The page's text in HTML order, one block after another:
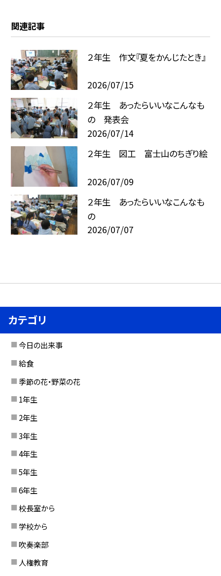
関連記事
２年生 作文『夏をかんじたとき』
2026/07/15
２年生 あったらいいなこんなも
の 発表会
2026/07/14
２年生 図工 富士山のちぎり絵
2026/07/09
２年生 あったらいいなこんなも
の
2026/07/07
カテゴリ
今日の出来事
給食
季節の花・野菜の花
1年生
2年生
3年生
4年生
5年生
6年生
校長室から
学校から
吹奏楽部
人権教育